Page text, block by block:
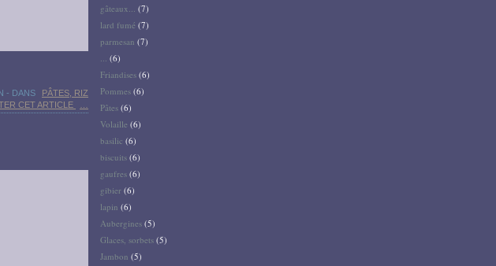
- DANS
PÂTES, RIZ
CET ARTICLE
gâteaux... (7)
lard fumé (7)
parmesan (7)
... (6)
Friandises (6)
Pommes (6)
Pâtes (6)
Volaille (6)
basilic (6)
biscuits (6)
gaufres (6)
gibier (6)
lapin (6)
Aubergines (5)
Glaces, sorbets (5)
Jambon (5)